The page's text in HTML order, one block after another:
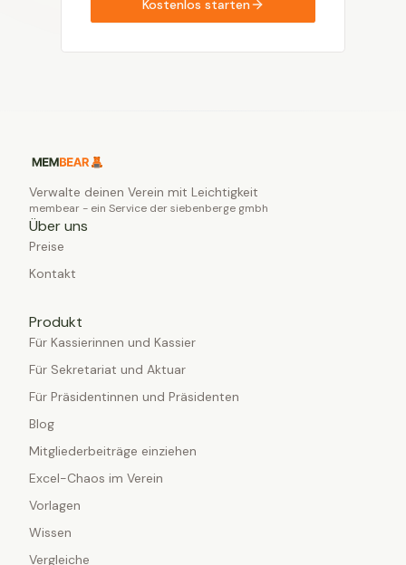
Kostenlos starten
Verwalte deinen Verein mit Leichtigkeit
membear - ein Service der siebenberge gmbh
Über uns
Preise
Kontakt
Produkt
Für Kassierinnen und Kassier
Für Sekretariat und Aktuar
Für Präsidentinnen und Präsidenten
Blog
Mitgliederbeiträge einziehen
Excel-Chaos im Verein
Vorlagen
Wissen
Vergleiche